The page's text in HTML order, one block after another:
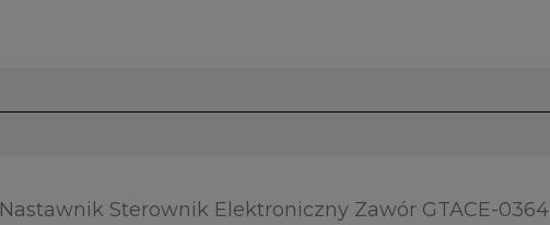
Nastawnik Sterownik Elektroniczny Zawór GTACE-0364